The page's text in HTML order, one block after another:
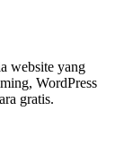
website yang
WordPress
gratis.